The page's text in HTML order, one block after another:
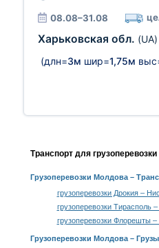
08.08–31.08
Харьковская обл. (UA)
(длн=3м шир=1,75м
Транспорт для
Грузоперевозки Молдова–
грузоперевозки Дрокия –
грузоперевозки Тирасполь
грузоперевозки Флорешты –
Грузоперевозки Молдова – Грузы